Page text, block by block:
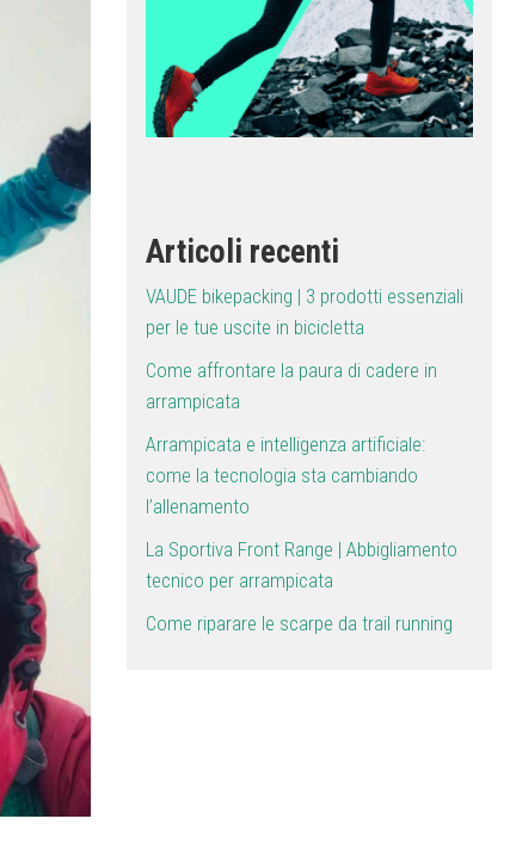
Articoli recenti
VAUDE bikepacking | 3 prodotti essenziali
per le tue uscite in bicicletta
Come affrontare la paura di cadere in
arrampicata
Arrampicata e intelligenza artificiale:
come la tecnologia sta cambiando
l’allenamento
La Sportiva Front Range | Abbigliamento
tecnico per arrampicata
Come riparare le scarpe da trail running